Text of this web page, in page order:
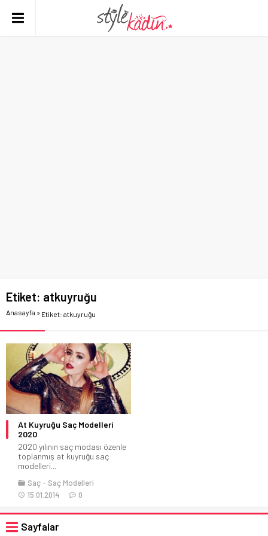
Etiket: atkuyruğu
Anasayfa » Etiket: atkuyruğu
At Kuyruğu Saç Modelleri
2020
2020 yılının saç modası özenle
toplanmış at kuyruğu saç
modelleri...
Saç
Saç Modelleri
15.01.2014
0
Sayfalar